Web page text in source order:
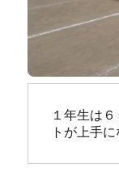
１年生は
トが上手に